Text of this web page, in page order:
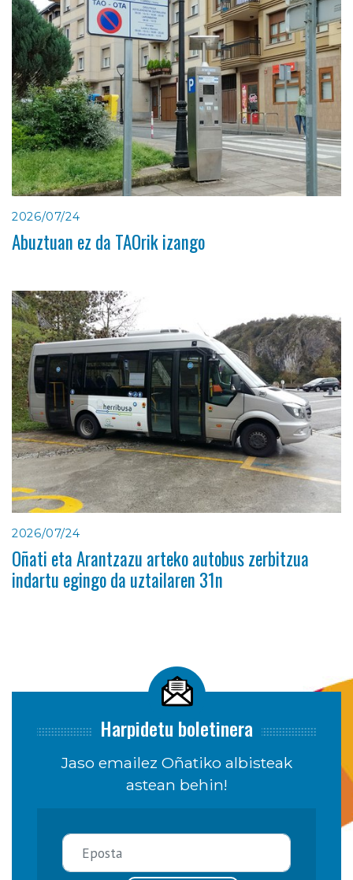
2026/07/24
Abuztuan ez da TAOrik izango
2026/07/24
Oñati eta Arantzazu arteko autobus zerbitzua
indartu egingo da uztailaren 31n
Harpidetu boletinera
Jaso emailez Oñatiko albisteak
astean behin!